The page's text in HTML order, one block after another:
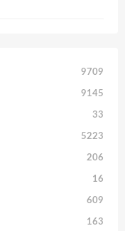
9709
9145
33
5223
206
16
609
163